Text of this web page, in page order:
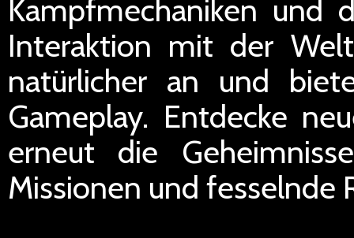
Kampfmechaniken und
Interaktion mit der
natürlicher an und
Gameplay. Entdecke
erneut die
Missionen und fesselnde